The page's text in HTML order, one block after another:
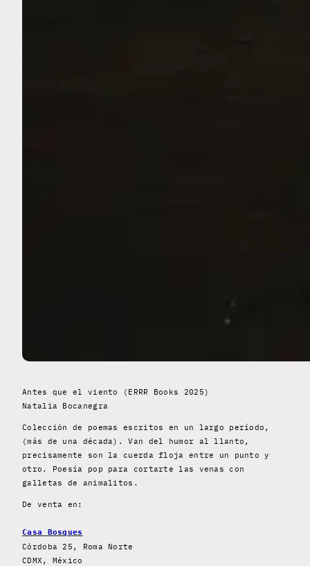
Antes que el viento (ERRR Books 2025)
Natalia Bocanegra
Colección de poemas escritos en un largo período,
(más de una década). Van del humor al llanto,
precisamente son la cuerda floja entre un punto y
otro. Poesía pop para cortarte las venas con
galletas de animalitos.
De venta en:
Casa Bosques
Córdoba 25, Roma Norte
CDMX, México